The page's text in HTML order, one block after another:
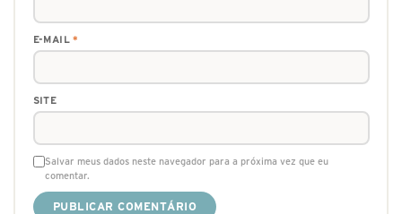
E-MAIL*
SITE
Salvar meus dados neste navegador para a próxima vez que eu
comentar.